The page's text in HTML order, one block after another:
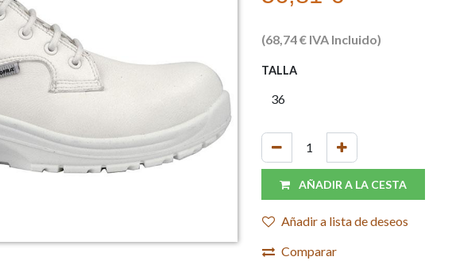
(68,74€ IVA Incluido)
TALLA
AÑADIR A LA CESTA
Añadir a lista de deseos
Comparar